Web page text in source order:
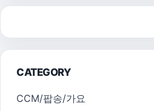
CATEGORY
CCM/팝송/가요